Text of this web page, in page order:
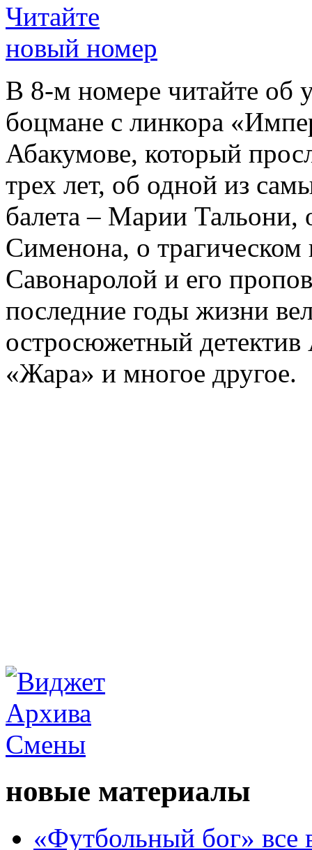
Читайте
новый номер
В 8-м номере читайте об
боцмане с линкора
Абакумове, который
трех лет, об одной из
балета – Марии
Сименона, о трагическом
Савонаролой и его
последние годы жизни
остросюжетный детектив
«Жара» и многое другое.
новые материалы
«Футбольный бог» все